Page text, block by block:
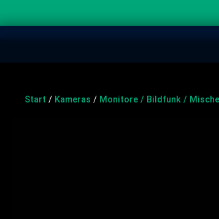
Start / Kameras / Monitore / Bildfunk /